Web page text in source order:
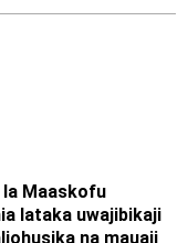
la Maaskofu
lataka uwajibikaji
na mauaji